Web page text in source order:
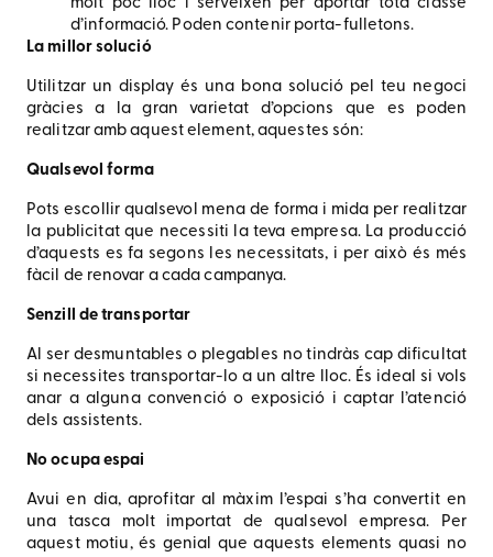
molt poc lloc i serveixen per aportar tota classe
d’informació. Poden contenir porta-fulletons.
La millor solució
Utilitzar un display és una bona solució pel teu negoci
gràcies a la gran varietat d’opcions que es poden
realitzar amb aquest element, aquestes són:
Qualsevol forma
Pots escollir qualsevol mena de forma i mida per realitzar
la publicitat que necessiti la teva empresa. La producció
d’aquests es fa segons les necessitats, i per això és més
fàcil de renovar a cada campanya.
Senzill de transportar
Al ser desmuntables o plegables no tindràs cap dificultat
si necessites transportar-lo a un altre lloc. És ideal si vols
anar a alguna convenció o exposició i captar l’atenció
dels assistents.
No ocupa espai
Avui en dia, aprofitar al màxim l’espai s’ha convertit en
una tasca molt importat de qualsevol empresa. Per
aquest motiu, és genial que aquests elements quasi no